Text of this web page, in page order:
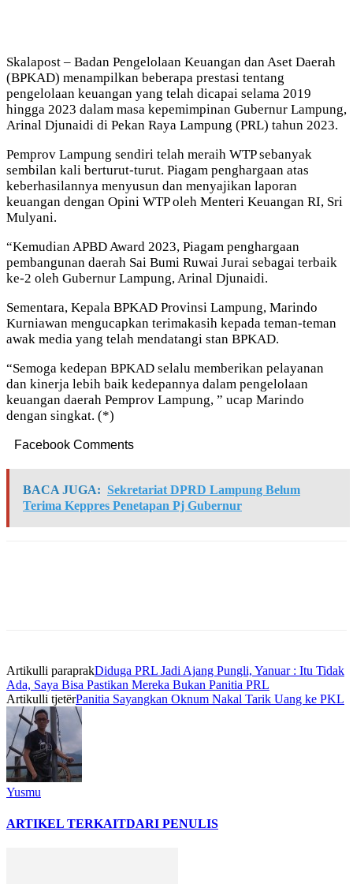
Skalapost – Badan Pengelolaan Keuangan dan Aset Daerah
(BPKAD) menampilkan beberapa prestasi tentang
pengelolaan keuangan yang telah dicapai selama 2019
hingga 2023 dalam masa kepemimpinan Gubernur Lampung,
Arinal Djunaidi di Pekan Raya Lampung (PRL) tahun 2023.
Pemprov Lampung sendiri telah meraih WTP sebanyak
sembilan kali berturut-turut. Piagam penghargaan atas
keberhasilannya menyusun dan menyajikan laporan
keuangan dengan Opini WTP oleh Menteri Keuangan RI, Sri
Mulyani.
“Kemudian APBD Award 2023, Piagam penghargaan
pembangunan daerah Sai Bumi Ruwai Jurai sebagai terbaik
ke-2 oleh Gubernur Lampung, Arinal Djunaidi.
Sementara, Kepala BPKAD Provinsi Lampung, Marindo
Kurniawan mengucapkan terimakasih kepada teman-teman
awak media yang telah mendatangi stan BPKAD.
“Semoga kedepan BPKAD selalu memberikan pelayanan
dan kinerja lebih baik kedepannya dalam pengelolaan
keuangan daerah Pemprov Lampung, ” ucap Marindo
dengan singkat. (*)
Facebook Comments
BACA JUGA: Sekretariat DPRD Lampung Belum
Terima Keppres Penetapan Pj Gubernur
Artikulli paraprakDiduga PRL Jadi Ajang Pungli, Yanuar : Itu Tidak
Ada, Saya Bisa Pastikan Mereka Bukan Panitia PRL
Artikulli tjetërPanitia Sayangkan Oknum Nakal Tarik Uang ke PKL
Yusmu
ARTIKEL TERKAITDARI PENULIS